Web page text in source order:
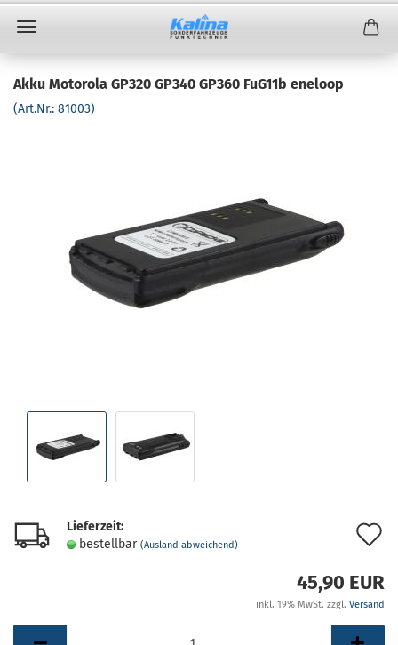
Akku Motorola GP320 GP340 GP360 FuG11b eneloop
(Art.Nr.: 81003)
Lieferzeit:
bestellbar (Ausland abweichend)
45,90 EUR
inkl. 19% MwSt. zzgl. Versand